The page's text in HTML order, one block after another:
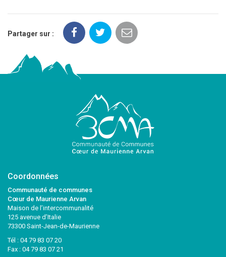
Partager sur :
Coordonnées
Communauté de communes
Cœur de Maurienne Arvan
Maison de l’intercommunalité
125 avenue d’Italie
73300 Saint-Jean-de-Maurienne
Tél : 04 79 83 07 20
Fax : 04 79 83 07 21